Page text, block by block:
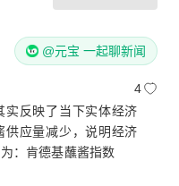
@元宝 一起聊新闻
4
实反映了当下实体经济
供应量减少，说明经济
：肯德基蘸酱指数